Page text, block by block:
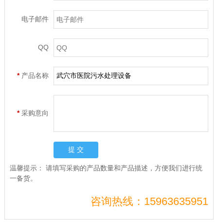
电子邮件
QQ
* 产品名称
*采购意向
温馨提示： 请填写采购的产品数量和产品描述，方便我们进行统
一备货。
咨询热线：15963635951